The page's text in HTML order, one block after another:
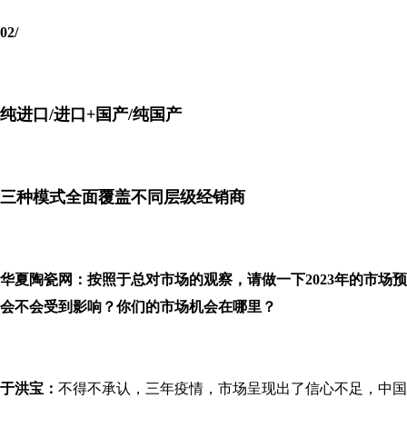
02/
纯进口/进口+国产/纯国产
三种模式全面覆盖不同层级经销商
华夏陶瓷网：按照于总对市场的观察，请做一下2023年的市场
会不会受到影响？你们的市场机会在哪里？
于洪宝： 不得不承认，三年疫情，市场呈现出了信心不足，中